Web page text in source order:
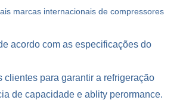
marcas internacionais de compressores
acordo com as especificações do
clientes para garantir a refrigeração
de capacidade e ablity perormance.